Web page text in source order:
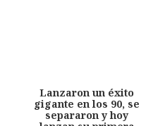
Lanzaron un éxito
gigante en los 90, se
separaron y hoy